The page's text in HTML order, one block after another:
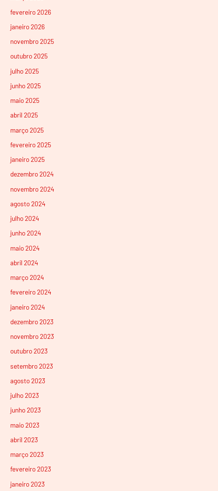
fevereiro 2026
janeiro 2026
novembro 2025
outubro 2025
julho 2025
junho 2025
maio 2025
abril 2025
março 2025
fevereiro 2025
janeiro 2025
dezembro 2024
novembro 2024
agosto 2024
julho 2024
junho 2024
maio 2024
abril 2024
março 2024
fevereiro 2024
janeiro 2024
dezembro 2023
novembro 2023
outubro 2023
setembro 2023
agosto 2023
julho 2023
junho 2023
maio 2023
abril 2023
março 2023
fevereiro 2023
janeiro 2023